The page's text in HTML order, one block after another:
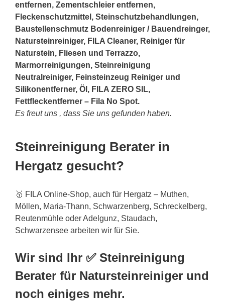
entfernen, Zementschleier entfernen,
Fleckenschutzmittel, Steinschutzbehandlungen,
Baustellenschmutz Bodenreiniger / Bauendreinger,
Natursteinreiniger, FILA Cleaner, Reiniger für
Naturstein, Fliesen und Terrazzo,
Marmorreinigungen, Steinreinigung
Neutralreiniger, Feinsteinzeug Reiniger und
Silikonentferner, Öl, FILA ZERO SIL,
Fettfleckentferner – Fila No Spot.
Es freut uns , dass Sie uns gefunden haben.
Steinreinigung Berater in
Hergatz gesucht?
🥇 FILA Online-Shop, auch für Hergatz – Muthen,
Möllen, Maria-Thann, Schwarzenberg, Schreckelberg,
Reutenmühle oder Adelgunz, Staudach,
Schwarzensee arbeiten wir für Sie.
Wir sind Ihr ✅ Steinreinigung
Berater für Natursteinreiniger und
noch einiges mehr.